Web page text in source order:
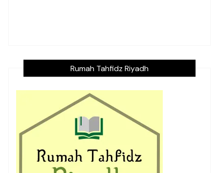
Rumah Tahfidz Riyadh